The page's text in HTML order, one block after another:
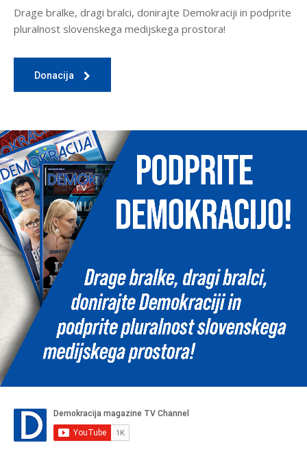
Drage bralke, dragi bralci, donirajte Demokraciji in podprite
pluralnost slovenskega medijskega prostora!
Donacija